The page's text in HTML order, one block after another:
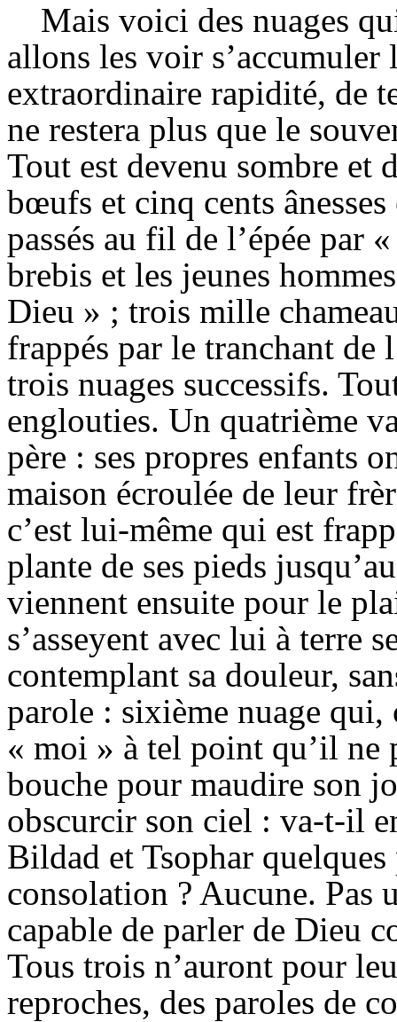
Mais voici des nuages
allons les voir s’accumuler
extraordinaire rapidité, de
ne restera plus que le
Tout est devenu sombre et
bœufs et cinq cents
passés au fil de l’épée par
brebis et les jeunes
Dieu » ; trois mille
frappés par le tranchant de
trois nuages successifs.
englouties. Un quatrième
père : ses propres enfants
maison écroulée de leur
c’est lui-même qui est
plante de ses pieds
viennent ensuite pour le
s’asseyent avec lui à terre
contemplant sa douleur,
parole : sixième nuage
« moi » à tel point qu’il ne
bouche pour maudire son
obscurcir son ciel : va-t-il
Bildad et Tsophar
consolation ? Aucune. Pas
capable de parler de Dieu
Tous trois n’auront pour
reproches, des paroles de